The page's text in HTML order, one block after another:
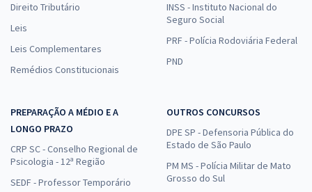
Direito Tributário
Leis
Leis Complementares
Remédios Constitucionais
INSS - Instituto Nacional do
Seguro Social
PRF - Polícia Rodoviária Federal
PND
PREPARAÇÃO A MÉDIO E A
LONGO PRAZO
CRP SC - Conselho Regional de
Psicologia - 12ª Região
SEDF - Professor Temporário
OUTROS CONCURSOS
DPE SP - Defensoria Pública do
Estado de São Paulo
PM MS - Polícia Militar de Mato
Grosso do Sul